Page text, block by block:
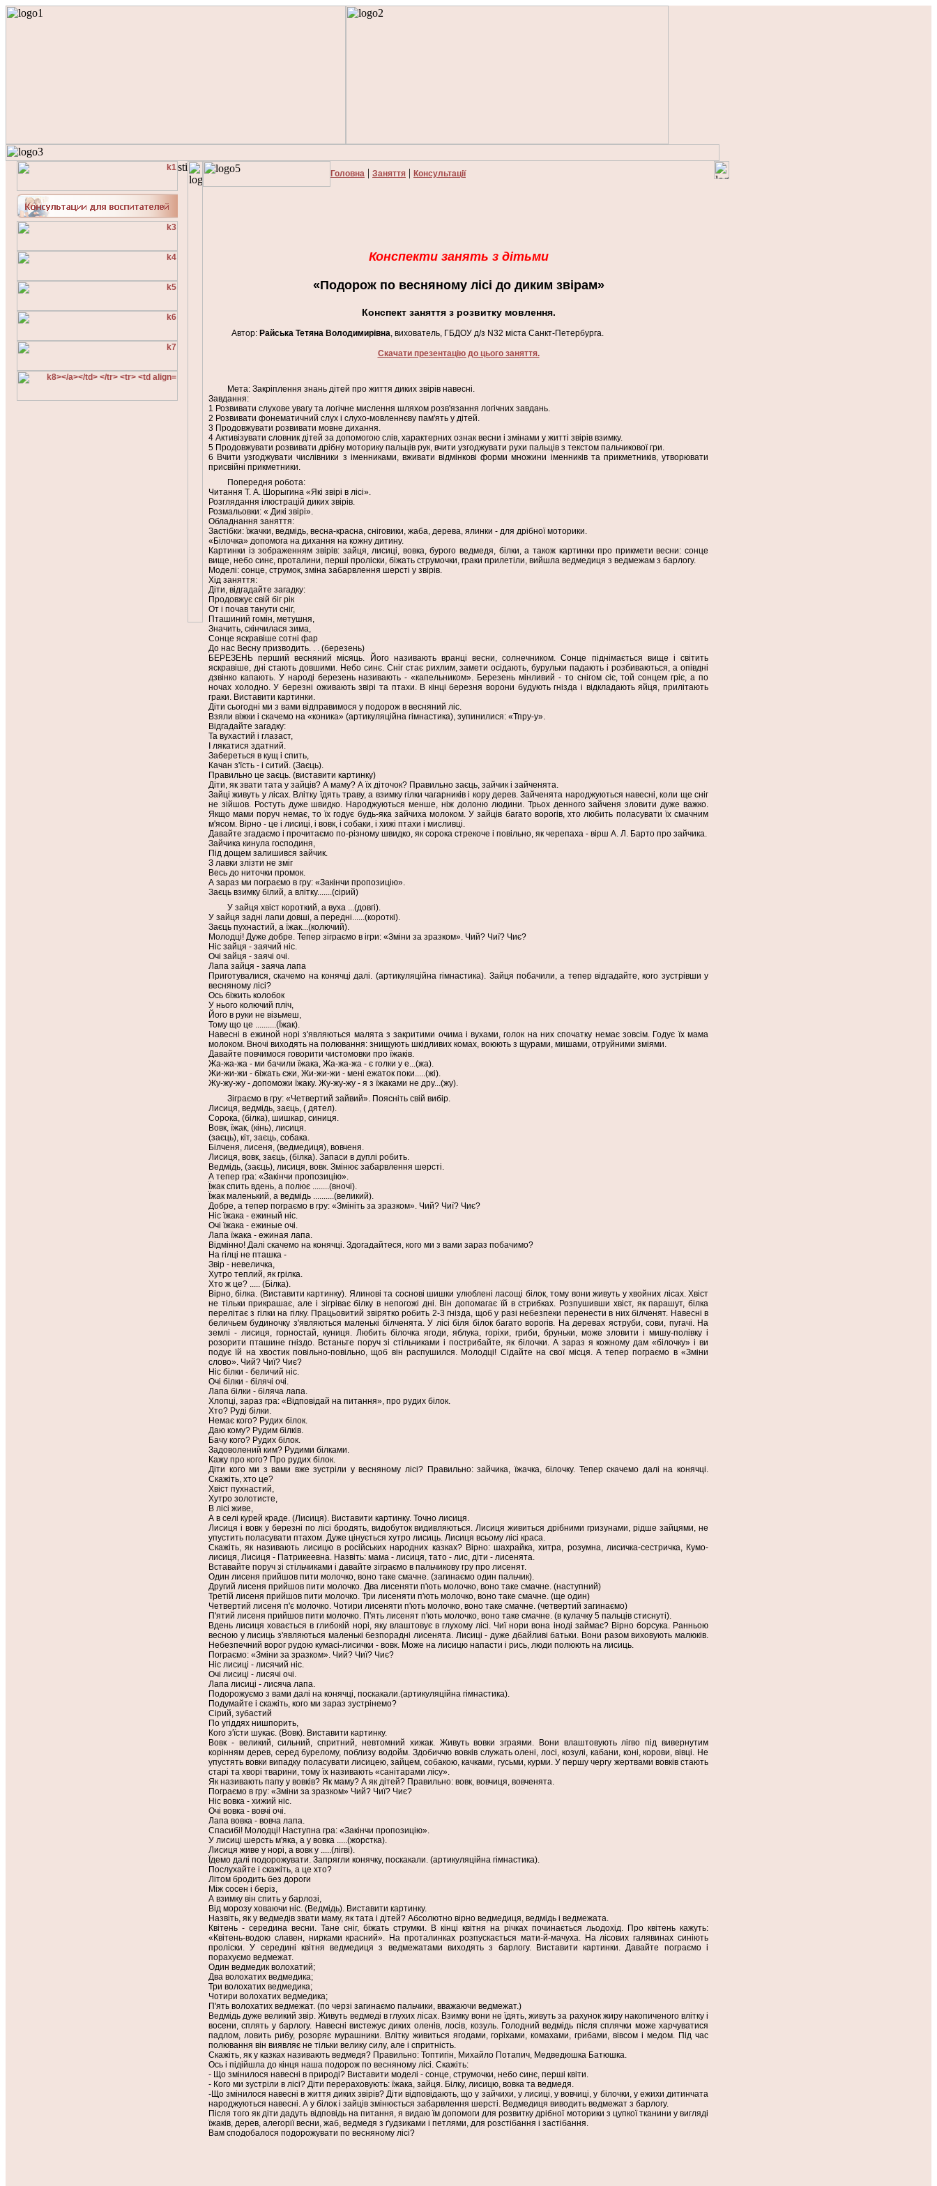
Головна | Заняття | Консультації
Конспекти занять з дітьми
«Подорож по весняному лісі до диким звірам»
Конспект заняття з розвитку мовлення.
Автор: Райська Тетяна Володимирівна, вихователь, ГБДОУ д/з N32 міста Санкт-Петербурга.
Скачати презентацію до цього заняття.
Мета: Закріплення знань дітей про життя диких звірів навесні.
Завдання:
1 Розвивати слухове увагу та логічне мислення шляхом розв'язання логічних завдань.
2 Розвивати фонематичний слух і слухо-мовленнєву пам'ять у дітей.
3 Продовжувати розвивати мовне дихання.
4 Активізувати словник дітей за допомогою слів, характерних ознак весни і змінами у житті звірів взимку.
5 Продовжувати розвивати дрібну моторику пальців рук, вчити узгоджувати рухи пальців з текстом пальчикової гри.
6 Вчити узгоджувати числівники з іменниками, вживати відмінкові форми множини іменників та прикметників, утворювати
присвійні прикметники.
Попередня робота:
Читання Т. А. Шорыгина «Які звірі в лісі».
Розглядання ілюстрацій диких звірів.
Розмальовки: « Дикі звірі».
Обладнання заняття:
Застібки: їжачки, ведмідь, весна-красна, сніговики, жаба, дерева, ялинки - для дрібної моторики.
«Білочка» допомога на дихання на кожну дитину.
Картинки із зображенням звірів: зайця, лисиці, вовка, бурого ведмедя, білки, а також картинки про прикмети весни: сонце
вище, небо синє, проталини, перші проліски, біжать струмочки, граки прилетіли, вийшла ведмедиця з ведмежам з барлогу.
Моделі: сонце, струмок, зміна забарвлення шерсті у звірів.
Хід заняття:
Діти, відгадайте загадку:
Продовжує свій біг рік
От і почав танути сніг,
Пташиний гомін, метушня,
Значить, скінчилася зима,
Сонце яскравіше сотні фар
До нас Весну призводить. . . (березень)
БЕРЕЗЕНЬ перший весняний місяць. Його називають вранці весни, солнечником. Сонце піднімається вище і світить
яскравіше, дні стають довшими. Небо синє. Сніг стає рихлим, замети осідають, бурульки падають і розбиваються, а опівдні
дзвінко капають. У народі березень називають - «капельником». Березень мінливий - то снігом сіє, той сонцем гріє, а по
ночах холодно. У березні оживають звірі та птахи. В кінці березня ворони будують гнізда і відкладають яйця, прилітають
граки. Виставити картинки.
Діти сьогодні ми з вами відправимося у подорож в весняний ліс.
Взяли віжки і скачемо на «коника» (артикуляційна гімнастика), зупинилися: «Тпру-у».
Відгадайте загадку:
Та вухастий і глазаст,
І лякатися здатний.
Забереться в кущ і спить,
Качан з'їсть - і ситий. (Заєць).
Правильно це заєць. (виставити картинку)
Діти, як звати тата у зайців? А маму? А їх діточок? Правильно заєць, зайчик і зайченята.
Зайці живуть у лісах. Влітку їдять траву, а взимку гілки чагарників і кору дерев. Зайченята народжуються навесні, коли ще сніг
не зійшов. Ростуть дуже швидко. Народжуються менше, ніж долоню людини. Трьох денного зайченя зловити дуже важко.
Якщо мами поруч немає, то їх годує будь-яка зайчиха молоком. У зайців багато ворогів, хто любить поласувати їх смачним
м'ясом. Вірно - це і лисиці, і вовк, і собаки, і хижі птахи і мисливці.
Давайте згадаємо і прочитаємо по-різному швидко, як сорока стрекоче і повільно, як черепаха - вірш А. Л. Барто про зайчика.
Зайчика кинула господиня,
Під дощем залишився зайчик.
З лавки злізти не зміг
Весь до ниточки промок.
А зараз ми пограємо в гру: «Закінчи пропозицію».
Заєць взимку білий, а влітку.......(сірий)
У зайця хвіст короткий, а вуха ...(довгі).
У зайця задні лапи довші, а передні......(короткі).
Заєць пухнастий, а їжак...(колючий).
Молодці! Дуже добре. Тепер зіграємо в ігри: «Зміни за зразком». Чий? Чиї? Чиє?
Ніс зайця - заячий ніс.
Очі зайця - заячі очі.
Лапа зайця - заяча лапа
Приготувалися, скачемо на конячці далі. (артикуляційна гімнастика). Зайця побачили, а тепер відгадайте, кого зустрівши у
весняному лісі?
Ось біжить колобок
У нього колючий пліч,
Його в руки не візьмеш,
Тому що це ..........(Їжак).
Навесні в ежиной норі з'являються малята з закритими очима і вухами, голок на них спочатку немає зовсім. Годує їх мама
молоком. Вночі виходять на полювання: знищують шкідливих комах, воюють з щурами, мишами, отруйними зміями.
Давайте повчимося говорити чистомовки про їжаків.
Жа-жа-жа - ми бачили їжака, Жа-жа-жа - є голки у е...(жа).
Жи-жи-жи - біжать єжи, Жи-жи-жи - мені ежаток поки.....(жі).
Жу-жу-жу - допоможи їжаку. Жу-жу-жу - я з їжаками не дру...(жу).
Зіграємо в гру: «Четвертий зайвий». Поясніть свій вибір.
Лисиця, ведмідь, заєць, ( дятел).
Сорока, (білка), шишкар, синиця.
Вовк, їжак, (кінь), лисиця.
(заєць), кіт, заєць, собака.
Білченя, лисеня, (ведмедиця), вовченя.
Лисиця, вовк, заєць, (білка). Запаси в дуплі робить.
Ведмідь, (заєць), лисиця, вовк. Змінює забарвлення шерсті.
А тепер гра: «Закінчи пропозицію».
Їжак спить вдень, а полює ........(вночі).
Їжак маленький, а ведмідь ..........(великий).
Добре, а тепер пограємо в гру: «Змініть за зразком». Чий? Чиї? Чиє?
Ніс їжака - ежиный ніс.
Очі їжака - ежиные очі.
Лапа їжака - ежиная лапа.
Відмінно! Далі скачемо на конячці. Здогадайтеся, кого ми з вами зараз побачимо?
На гілці не пташка -
Звір - невеличка,
Хутро теплий, як грілка.
Хто ж це? ..... (Білка).
Вірно, білка. (Виставити картинку). Ялинові та соснові шишки улюблені ласощі білок, тому вони живуть у хвойних лісах. Хвіст
не тільки прикрашає, але і зігріває білку в непогожі дні. Він допомагає їй в стрибках. Розпушивши хвіст, як парашут, білка
перелітає з гілки на гілку. Працьовитий звірятко робить 2-3 гнізда, щоб у разі небезпеки перенести в них білченят. Навесні в
беличьем будиночку з'являються маленькі білченята. У лісі біля білок багато ворогів. На деревах яструби, сови, пугачі. На
землі - лисиця, горностай, куниця. Любить білочка ягоди, яблука, горіхи, гриби, бруньки, може зловити і мишу-полівку і
розорити пташине гніздо. Встаньте поруч зі стільчиками і пострибайте, як білочки. А зараз я кожному дам «білочку» і ви
подує їй на хвостик повільно-повільно, щоб він распушился. Молодці! Сідайте на свої місця. А тепер пограємо в «Зміни
слово». Чий? Чиї? Чиє?
Ніс білки - беличий ніс.
Очі білки - білячі очі.
Лапа білки - біляча лапа.
Хлопці, зараз гра: «Відповідай на питання», про рудих білок.
Хто? Руді білки.
Немає кого? Рудих білок.
Даю кому? Рудим білків.
Бачу кого? Рудих білок.
Задоволений ким? Рудими білками.
Кажу про кого? Про рудих білок.
Діти кого ми з вами вже зустріли у весняному лісі? Правильно: зайчика, їжачка, білочку. Тепер скачемо далі на конячці.
Скажіть, хто це?
Хвіст пухнастий,
Хутро золотисте,
В лісі живе,
А в селі курей краде. (Лисиця). Виставити картинку. Точно лисиця.
Лисиця і вовк у березні по лісі бродять, видобуток видивляються. Лисиця живиться дрібними гризунами, рідше зайцями, не
упустить поласувати птахом. Дуже цінується хутро лисиць. Лисиця всьому лісі краса.
Скажіть, як називають лисицю в російських народних казках? Вірно: шахрайка, хитра, розумна, лисичка-сестричка, Кумо-
лисиця, Лисиця - Патрикеевна. Назвіть: мама - лисиця, тато - лис, діти - лисенята.
Вставайте поруч зі стільчиками і давайте зіграємо в пальчикову гру про лисенят.
Один лисеня прийшов пити молочко, воно таке смачне. (загинаємо один пальчик).
Другий лисеня прийшов пити молочко. Два лисеняти п'ють молочко, воно таке смачне. (наступний)
Третій лисеня прийшов пити молочко. Три лисеняти п'ють молочко, воно таке смачне. (ще один)
Четвертий лисеня п'є молочко. Чотири лисеняти п'ють молочко, воно таке смачне. (четвертий загинаємо)
П'ятий лисеня прийшов пити молочко. П'ять лисенят п'ють молочко, воно таке смачне. (в кулачку 5 пальців стиснуті).
Вдень лисиця ховається в глибокій норі, яку влаштовує в глухому лісі. Чиї нори вона іноді займає? Вірно борсука. Ранньою
весною у лисиць з'являються маленькі безпорадні лисенята. Лисиці - дуже дбайливі батьки. Вони разом виховують малюків.
Небезпечний ворог рудою кумасі-лисички - вовк. Може на лисицю напасти і рись, люди полюють на лисиць.
Пограємо: «Зміни за зразком». Чий? Чиї? Чиє?
Ніс лисиці - лисячий ніс.
Очі лисиці - лисячі очі.
Лапа лисиці - лисяча лапа.
Подорожуємо з вами далі на конячці, поскакали.(артикуляційна гімнастика).
Подумайте і скажіть, кого ми зараз зустрінемо?
Сірий, зубастий
По угіддях нишпорить,
Кого з'їсти шукає. (Вовк). Виставити картинку.
Вовк - великий, сильний, спритний, невтомний хижак. Живуть вовки зграями. Вони влаштовують лігво під вивернутим
корінням дерев, серед бурелому, поблизу водойм. Здобиччю вовків служать олені, лосі, козулі, кабани, коні, корови, вівці. Не
упустять вовки випадку поласувати лисицею, зайцем, собакою, качками, гусьми, курми. У першу чергу жертвами вовків стають
старі та хворі тварини, тому їх називають «санітарами лісу».
Як називають папу у вовків? Як маму? А як дітей? Правильно: вовк, вовчиця, вовченята.
Пограємо в гру: «Зміни за зразком» Чий? Чиї? Чиє?
Ніс вовка - хижий ніс.
Очі вовка - вовчі очі.
Лапа вовка - вовча лапа.
Спасибі! Молодці! Наступна гра: «Закінчи пропозицію».
У лисиці шерсть м'яка, а у вовка .....(жорстка).
Лисиця живе у норі, а вовк у .....(лігві).
Їдемо далі подорожувати. Запрягли конячку, поскакали. (артикуляційна гімнастика).
Послухайте і скажіть, а це хто?
Літом бродить без дороги
Між сосен і беріз,
А взимку він спить у барлозі,
Від морозу ховаючи ніс. (Ведмідь). Виставити картинку.
Назвіть, як у ведмедів звати маму, як тата і дітей? Абсолютно вірно ведмедиця, ведмідь і ведмежата.
Квітень - середина весни. Тане сніг, біжать струмки. В кінці квітня на річках починається льодохід. Про квітень кажуть:
«Квітень-водою славен, нирками красний». На проталинках розпускається мати-й-мачуха. На лісових галявинах синіють
проліски. У середині квітня ведмедиця з ведмежатами виходять з барлогу. Виставити картинки. Давайте пограємо і
порахуємо ведмежат.
Один ведмедик волохатий;
Два волохатих ведмедика;
Три волохатих ведмедика;
Чотири волохатих ведмедика;
П'ять волохатих ведмежат. (по черзі загинаємо пальчики, вважаючи ведмежат.)
Ведмідь дуже великий звір. Живуть ведмеді в глухих лісах. Взимку вони не їдять, живуть за рахунок жиру накопиченого влітку і
восени, сплять у барлогу. Навесні вистежує диких оленів, лосів, козуль. Голодний ведмідь після сплячки може харчуватися
падлом, ловить рибу, розоряє мурашники. Влітку живиться ягодами, горіхами, комахами, грибами, вівсом і медом. Під час
полювання він виявляє не тільки велику силу, але і спритність.
Скажіть, як у казках називають ведмедя? Правильно: Топтигін, Михайло Потапич, Медведюшка Батюшка.
Ось і підійшла до кінця наша подорож по весняному лісі. Скажіть:
- Що змінилося навесні в природі? Виставити моделі - сонце, струмочки, небо синє, перші квіти.
- Кого ми зустріли в лісі? Діти перераховують: їжака, зайця. Білку, лисицю, вовка та ведмедя.
-Що змінилося навесні в життя диких звірів? Діти відповідають, що у зайчихи, у лисиці, у вовчиці, у білочки, у ежихи дитинчата
народжуються навесні. А у білок і зайців змінюється забарвлення шерсті. Ведмедиця виводить ведмежат з барлогу.
Після того як діти дадуть відповідь на питання, я видаю їм допомоги для розвитку дрібної моторики з цупкої тканини у вигляді
їжаків, дерев, алегорії весни, жаб, ведмедя з ґудзиками і петлями, для розстібання і застібання.
Вам сподобалося подорожувати по весняному лісі?